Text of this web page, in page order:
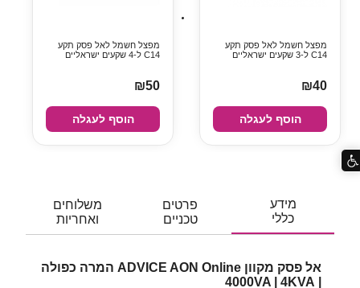
מפצל חשמל לאל פסק תקע
C14 ל-3 שקעים ישראליים
₪40
הוסף לעגלה
מפצל חשמל לאל פסק תקע
C14 ל-4 שקעים ישראליים
₪50
הוסף לעגלה
מידע
כללי
פרטים
טכניים
משלוחים
ואחריות
אל פסק מקוון ADVICE AON Online המרה כפולה